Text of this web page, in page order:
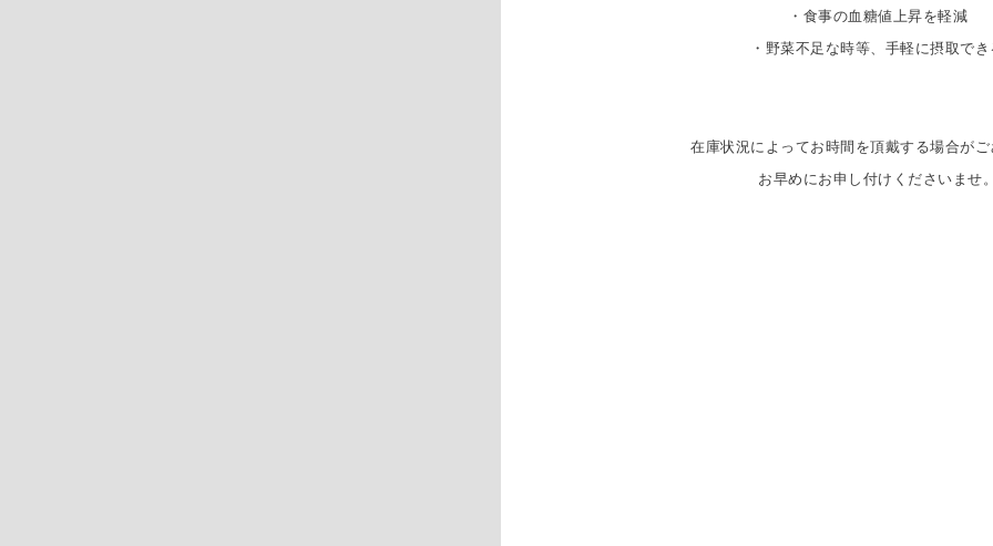
・食事の血糖値上昇を軽減
・野菜不足な時等、手軽に摂取でき
在庫状況によってお時間を頂戴する場合が
お早めにお申し付けくださいませ